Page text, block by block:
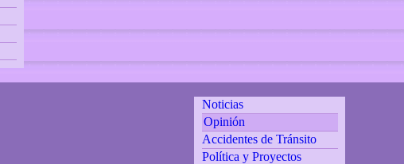
Noticias
Opinión
Accidentes de Tránsito
Política y Proyectos